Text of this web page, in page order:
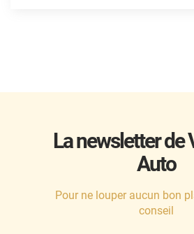
La newsletter de
Auto
Pour ne louper aucun bon
conseil